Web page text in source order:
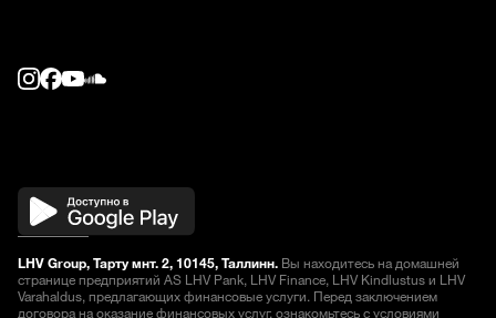
LHV Group, Тарту мнт. 2, 10145, Таллинн. Вы находитесь на домашней
странице предприятий AS LHV Pank, LHV Finance, LHV Kindlustus и LHV
Varahaldus, предлагающих финансовые услуги. Перед заключением
договора на оказание финансовых услуг, ознакомьтесьс условиями